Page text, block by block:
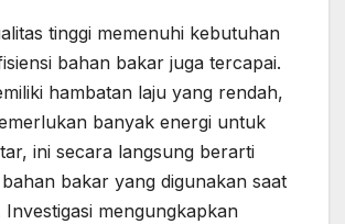
tinggi memenuhi kebutuhan
bahan bakar juga tercapai.
hambatan laju yang rendah,
banyak energi untuk
ini secara langsung berarti
bakar yang digunakan saat
Investigasi mengungkapkan